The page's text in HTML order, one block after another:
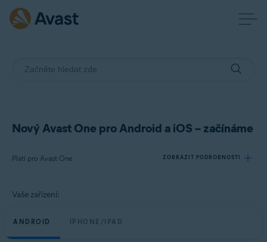
Nový Avast One pro Android a iOS – začínáme
Platí pro Avast One ZOBRAZIT PODROBNOSTI
Avast One
Vaše zařízení:
ANDROID IPHONE/IPAD